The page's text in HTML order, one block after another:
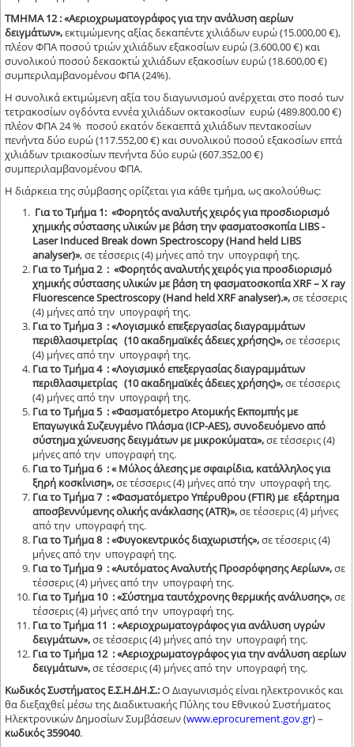
ΤΜΗΜΑ 12 : «Αεριοχρωματογράφος για την ανάλυση αερίων
δειγμάτων»,εκτιμώμενης αξίας δεκαπέντε χιλιάδων ευρώ (15.000,00 €),
πλέον ΦΠΑ ποσού τριών χιλιάδων εξακοσίων ευρώ (3.600,00 €) και
συνολικού ποσού δεκαοκτώ χιλιάδων εξακοσίων ευρώ (18.600,00 €)
συμπεριλαμβανομένου ΦΠΑ (24%).
Η συνολικά εκτιμώμενη αξία του διαγωνισμού ανέρχεται στο ποσό των
τετρακοσίων ογδόντα εννέα χιλιάδων οκτακοσίων ευρώ (489.800,00 €)
πλέον ΦΠΑ 24 % ποσού εκατόν δεκαεπτά χιλιάδων πεντακοσίων
πενήντα δύο ευρώ (117.552,00 €) και συνολικού ποσού εξακοσίων επτά
χιλιάδων τριακοσίων πενήντα δύο ευρώ (607.352,00 €)
συμπεριλαμβανομένου ΦΠΑ.
Η διάρκεια της σύμβασης ορίζεται για κάθε τμήμα, ως ακολούθως:
Για το Τμήμα 1: «Φορητός αναλυτής χειρός για προσδιορισμό
χημικής σύστασης υλικών με βάση την φασματοσκοπία LIBS -
Laser Induced Break down Spectroscopy (Hand held LIBS
analyser)», σε τέσσερις (4) μήνες από την υπογραφή της.
Για το Τμήμα 2 : «Φορητός αναλυτής χειρός για προσδιορισμό
χημικής σύστασης υλικών με βάση τη φασματοσκοπία XRF – X ray
Fluorescence Spectroscopy (Hand held XRF analyser).»,σε τέσσερις
(4) μήνες από την υπογραφή της.
Για το Τμήμα 3 : «Λογισμικό επεξεργασίας διαγραμμάτων
περιθλασιμετρίας (10 ακαδημαϊκές άδειες χρήσης)»,σε τέσσερις
(4) μήνες από την υπογραφή της.
Για το Τμήμα 4 : «Λογισμικό επεξεργασίας διαγραμμάτων
περιθλασιμετρίας (10 ακαδημαϊκές άδειες χρήσης)»,σε τέσσερις
(4) μήνες από την υπογραφή της.
Για το Τμήμα 5 : «Φασματόμετρο Ατομικής Εκπομπής με
Επαγωγικά Συζευγμένο Πλάσμα (ICP-AES), συνοδευόμενο από
σύστημα χώνευσης δειγμάτων με μικροκύματα»,σε τέσσερις (4)
μήνες από την υπογραφή της.
Για το Τμήμα 6 : « Μύλος άλεσης με σφαιρίδια, κατάλληλος για
ξηρή κοσκίνιση»,σε τέσσερις (4) μήνες από την υπογραφή της.
Για το Τμήμα 7 : «Φασματόμετρο Υπέρυθρου (FTIR) με εξάρτημα
αποσβεννύμενης ολικής ανάκλασης (ATR)»,σε τέσσερις (4) μήνες
από την υπογραφή της.
Για το Τμήμα 8 : «Φυγοκεντρικός διαχωριστής»,σε τέσσερις (4)
μήνες από την υπογραφή της.
Για το Τμήμα 9 : «Αυτόματος Αναλυτής Προσρόφησης Αερίων»,σε
τέσσερις (4) μήνες από την υπογραφή της.
Για το Τμήμα 10 : «Σύστημα ταυτόχρονης θερμικής ανάλυσης»,σε
τέσσερις (4) μήνες από την υπογραφή της.
Για το Τμήμα 11 : «Αεριοχρωματογράφος για ανάλυση υγρών
δειγμάτων»,σε τέσσερις (4) μήνες από την υπογραφή της.
Για το Τμήμα 12 : «Αεριοχρωματογράφος για την ανάλυση αερίων
δειγμάτων»,σε τέσσερις (4) μήνες από την υπογραφή της.
Κωδικός Συστήματος Ε.Σ.Η.ΔΗ.Σ.:Ο Διαγωνισμός είναι ηλεκτρονικός και
θα διεξαχθεί μέσω της Διαδικτυακής Πύλης του Εθνικού Συστήματος
Ηλεκτρονικών Δημοσίων Συμβάσεων (www.eprocurement.gov.gr) –
κωδικός 359040.